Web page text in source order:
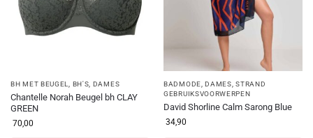
BH MET BEUGEL BH'S DAMES
Chantelle Norah Beugel bh CLAY
GREEN
70,00
BADMODE ,DAMES ,STRAND
GEBRUIKSVOORWERPEN
David Shorline Calm Sarong Blue
34,90